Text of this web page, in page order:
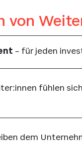
von
– für jeden
fühlen sich
dem